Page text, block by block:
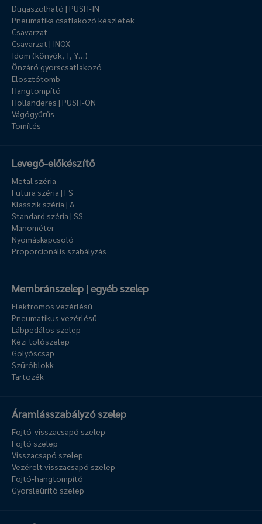
Dugaszolható | PUSH-IN
Pneumatika csatlakozó készletek
Csavarzat
Csavarzat | INOX
Idom (könyök, T, Y…)
Önzáró gyorscsatlakozó
Elosztótömb
Hangtompító
Hollanderes | PUSH-ON
Vágógyűrűs
Tömítés
Levegő-előkészítő
Metal széria
Futura széria | FS
Klasszik széria | A
Standard széria | SS
Manométer
Nyomáskapcsoló
Proporcionális szabályzás
Membránszelep | egyéb szelep
Elektromos vezérlésű
Pneumatikus vezérlésű
Lábpedálos szelep
Kézi tolószelep
Golyóscsap
Szűrőblokk
Tartozék
Áramlásszabályzó szelep
Fojtó-visszacsapó szelep
Fojtó szelep
Visszacsapó szelep
Vezérelt visszacsapó szelep
Fojtó-hangtompító
Gyorsleürítő szelep